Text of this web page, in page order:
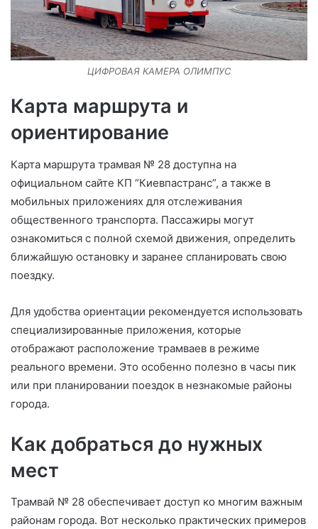
ЦИФРОВАЯ КАМЕРА ОЛИМПУС
Карта маршрута и
ориентирование
Карта маршрута трамвая № 28 доступна на
официальном сайте КП “Киевпастранс”, а также в
мобильных приложениях для отслеживания
общественного транспорта. Пассажиры могут
ознакомиться с полной схемой движения, определить
ближайшую остановку и заранее спланировать свою
поездку.
Для удобства ориентации рекомендуется использовать
специализированные приложения, которые
отображают расположение трамваев в режиме
реального времени. Это особенно полезно в часы пик
или при планировании поездок в незнакомые районы
города.
Как добраться до нужных
мест
Трамвай № 28 обеспечивает доступ ко многим важным
районам города. Вот несколько практических примеров